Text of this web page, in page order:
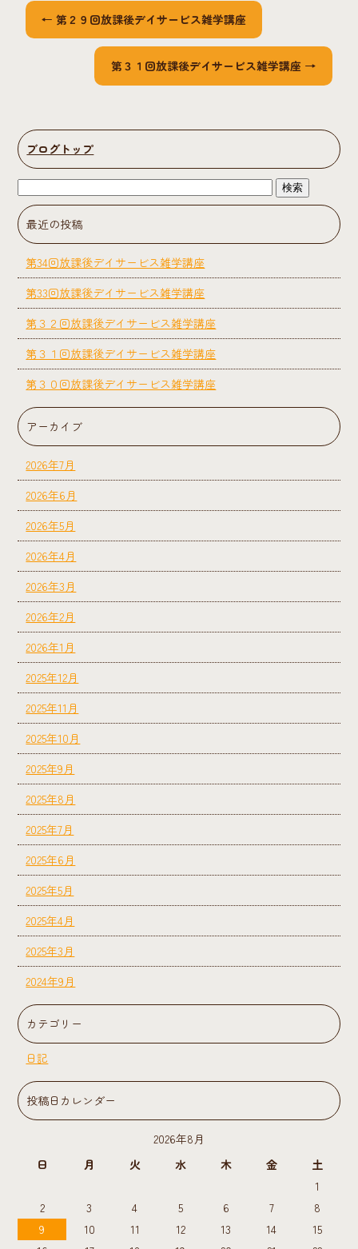
← 第２９回放課後デイサービス雑学講座
第３１回放課後デイサービス雑学講座 →
ブログトップ
最近の投稿
第34回放課後デイサービス雑学講座
第33回放課後デイサービス雑学講座
第３２回放課後デイサービス雑学講座
第３１回放課後デイサービス雑学講座
第３０回放課後デイサービス雑学講座
アーカイブ
2026年7月
2026年6月
2026年5月
2026年4月
2026年3月
2026年2月
2026年1月
2025年12月
2025年11月
2025年10月
2025年9月
2025年8月
2025年7月
2025年6月
2025年5月
2025年4月
2025年3月
2024年9月
カテゴリー
日記
投稿日カレンダー
2026年8月
日
月 火 水 木 金
土
1
2
3 4 5 6 7
8
9
10 11 12 13 14
15